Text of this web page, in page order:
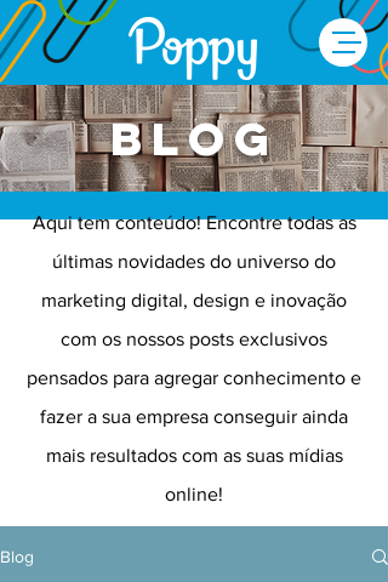
Blog
Aqui tem conteúdo! Encontre todas as
últimas novidades do universo do
marketing digital, design e inovação
com os nossos posts exclusivos
pensados para agregar conhecimento e
fazer a sua empresa conseguir ainda
mais resultados com as suas mídias
online!
Blog